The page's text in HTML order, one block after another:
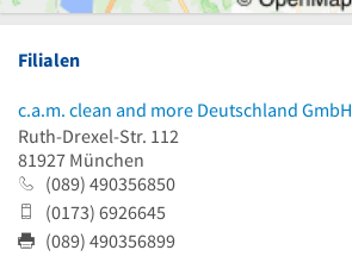
Filialen
c.a.m. clean and more Deutschland GmbH
Ruth-Drexel-Str. 112
81927 München
(089) 490356850
(0173) 6926645
(089) 490356899